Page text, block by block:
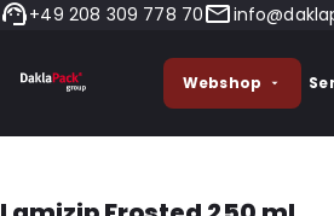
+49 208 309 778 70
Webshop